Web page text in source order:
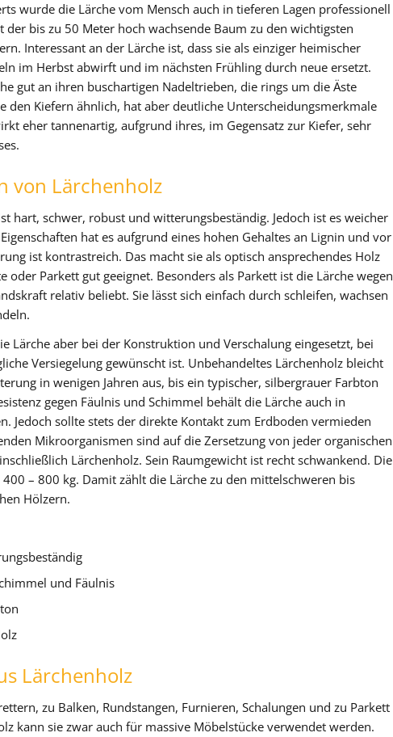
wurde die Lärche vom Mensch auch in tieferen Lagen professionell
der bis zu 50 Meter hoch wachsende Baum zu den wichtigsten
Interessant an der Lärche ist, dass sie als einziger heimischer
im Herbst abwirft und im nächsten Frühling durch neue ersetzt.
gut an ihren buschartigen Nadeltrieben, die rings um die Äste
den Kiefern ähnlich, hat aber deutliche Unterscheidungsmerkmale
eher tannenartig, aufgrund ihres, im Gegensatz zur Kiefer, sehr
von Lärchenholz
hart, schwer, robust und witterungsbeständig. Jedoch ist es weicher
hat es aufgrund eines hohen Gehaltes an Lignin und vor
ist kontrastreich. Das macht sie als optisch ansprechendes Holz
oder Parkett gut geeignet. Besonders als Parkett ist die Lärche wegen
relativ beliebt. Sie lässt sich einfach durch schleifen, wachsen
Lärche aber bei der Konstruktion und Verschalung eingesetzt, bei
Versiegelung gewünscht ist. Unbehandeltes Lärchenholz bleicht
in wenigen Jahren aus, bis ein typischer, silbergrauer Farbton
gegen Fäulnis und Schimmel behält die Lärche auch in
Jedoch sollte stets der direkte Kontakt zum Erdboden vermieden
Mikroorganismen sind auf die Zersetzung von jeder organischen
Lärchenholz. Sein Raumgewicht ist recht schwankend. Die
– 800 kg. Damit zählt die Lärche zu den mittelschweren bis
Hölzern.
und Fäulnis
Lärchenholz
zu Balken, Rundstangen, Furnieren, Schalungen und zu Parkett
kann sie zwar auch für massive Möbelstücke verwendet werden.